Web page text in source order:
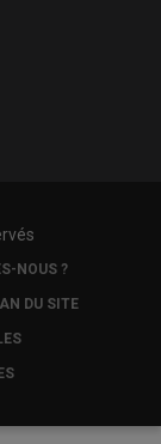
NOUS ?
DU SITE